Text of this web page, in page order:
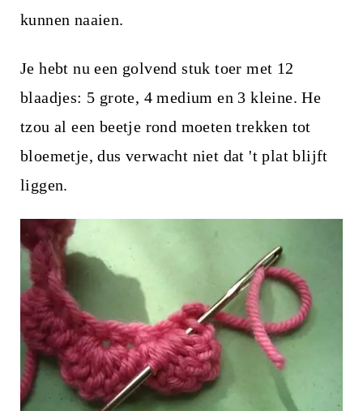
kunnen naaien.
Je hebt nu een golvend stuk toer met 12
blaadjes: 5 grote, 4 medium en 3 kleine. He
tzou al een beetje rond moeten trekken tot
bloemetje, dus verwacht niet dat 't plat blijft
liggen.